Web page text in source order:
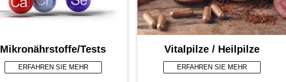
Mikronährstoffe/Tests
ERFAHREN SIE MEHR
Vitalpilze / Heilpilze
ERFAHREN SIE MEHR